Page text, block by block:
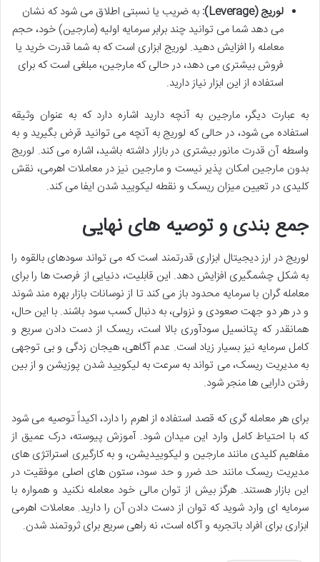
لوریج (Leverage):
به ضریب یا نسبتی اطلاق می شود که نشان
می دهد شما می توانید چند برابر سرمایه اولیه (مارجین) خود، حجم
معامله را افزایش دهید. لوریج ابزاری است که به شما قدرت خرید یا
فروش بیشتری می دهد، در حالی که مارجین، مبلغی است که برای
استفاده از این ابزار نیاز دارید.
به عبارت دیگر، مارجین به آنچه دارید اشاره دارد که به عنوان وثیقه
استفاده می شود، در حالی که لوریج به آنچه می توانید قرض بگیرید و به
واسطه آن قدرت مانور بیشتری در بازار داشته باشید، اشاره می کند. لوریج
بدون مارجین امکان پذیر نیست و مارجین نیز در معاملات اهرمی، نقش
کلیدی در تعیین میزان ریسک و نقطه لیکویید شدن ایفا می کند.
جمع بندی و توصیه های نهایی
لوریج در ارز دیجیتال ابزاری قدرتمند است که می تواند سودهای بالقوه را
به شکل چشمگیری افزایش دهد. این قابلیت، دنیایی از فرصت ها را برای
معامله گران با سرمایه محدود باز می کند تا از نوسانات بازار بهره مند شوند
و در هر دو جهت صعودی و نزولی، به دنبال کسب سود باشند. با این حال،
همانقدر که پتانسیل سودآوری بالا است، ریسک از دست دادن سریع و
کامل سرمایه نیز بسیار زیاد است. عدم آگاهی، هیجان زدگی و بی توجهی
به مدیریت ریسک، می تواند به سرعت به لیکویید شدن پوزیشن و از بین
رفتن دارایی ها منجر شود.
برای هر معامله گری که قصد استفاده از اهرم را دارد، اکیداً توصیه می شود
که با احتیاط کامل وارد این میدان شود. آموزش پیوسته، درک عمیق از
مفاهیم کلیدی مانند مارجین و لیکوییدیشن، و به کارگیری استراتژی های
مدیریت ریسک مانند حد ضرر و حد سود، ستون های اصلی موفقیت در
این بازار هستند. هرگز بیش از توان مالی خود معامله نکنید و همواره با
سرمایه ای وارد شوید که توان از دست دادن آن را دارید. معاملات اهرمی
ابزاری برای افراد باتجربه و آگاه است، نه راهی سریع برای ثروتمند شدن.